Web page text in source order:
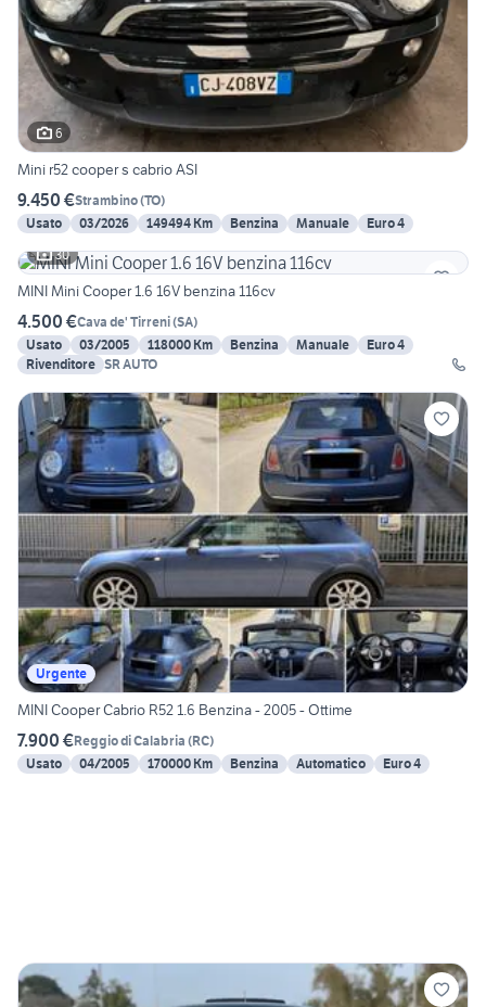
6
Mini r52 cooper s cabrio ASI
9.450 €Strambino(TO)
Usato
03/2026 149494 Km Benzina Manuale
Euro 4
30
MINI Mini Cooper 1.6 16V benzina 116cv
4.500 €Cava de' Tirreni(SA)
Usato
03/2005 118000 Km Benzina Manuale
Euro 4
Rivenditore SR AUTO
Urgente
MINI Cooper Cabrio R52 1.6 Benzina - 2005 - Ottime
7.900 €Reggio di Calabria (RC)
Usato
04/2005 170000 Km Benzina Automatico Euro 4